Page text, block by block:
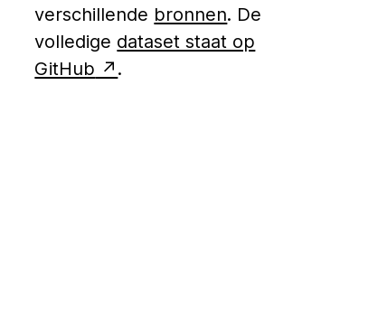
verschillende bronnen. De
volledige dataset staat op
GitHub
.